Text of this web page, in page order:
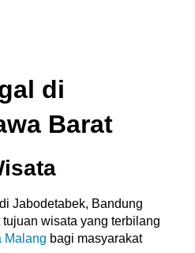
di
Barat
Jabodetabek, Bandung
wisata yang terbilang
Malang bagi masyarakat